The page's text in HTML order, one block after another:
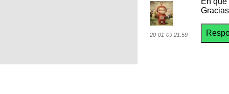
20-01-09 21:59